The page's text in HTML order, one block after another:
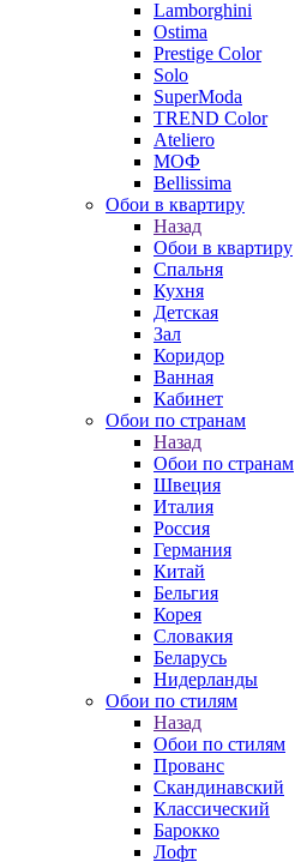
Lamborghini
Ostima
Prestige Color
Solo
SuperModa
TREND Color
Ateliero
МОФ
Bellissima
Обои в квартиру
Назад
Обои в квартиру
Спальня
Кухня
Детская
Зал
Коридор
Ванная
Кабинет
Обои по странам
Назад
Обои по странам
Швеция
Италия
Россия
Германия
Китай
Бельгия
Корея
Словакия
Беларусь
Нидерланды
Обои по стилям
Назад
Обои по стилям
Прованс
Скандинавский
Классический
Барокко
Лофт